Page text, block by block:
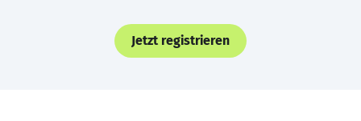
Jetzt registrieren